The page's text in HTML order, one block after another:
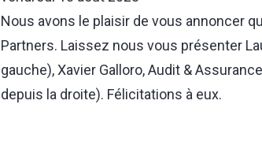
Nous avons le plaisir de vous annoncer
Partners. Laissez nous vous présenter
gauche), Xavier Galloro, Audit &
depuis la droite). Félicitations à eux.